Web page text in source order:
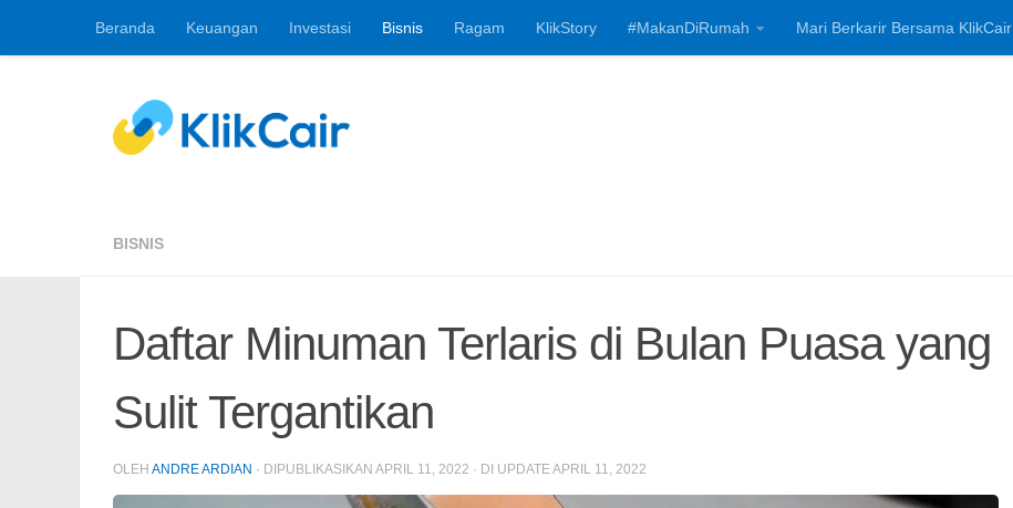
Skip to content
Beranda Keuangan Investasi Bisnis Ragam KlikStory #MakanDiRumah Mari Berkarir Bersama KlikCair
BISNIS
Daftar Minuman Terlaris di Bulan Puasa yang
Sulit Tergantikan
OLEH ANDRE ARDIAN · DIPUBLIKASIKAN APRIL 11, 2022 · DI UPDATEAPRIL 11, 2022